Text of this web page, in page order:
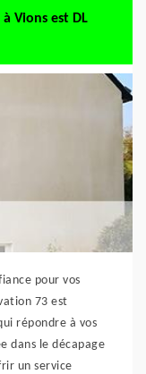
Vions est DL
pour vos
73 est
répondre à vos
dans le décapage
un service